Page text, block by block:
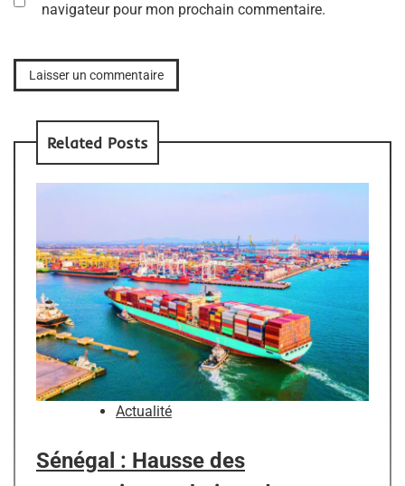
navigateur pour mon prochain commentaire.
Related Posts
Actualité
Sénégal : Hausse des